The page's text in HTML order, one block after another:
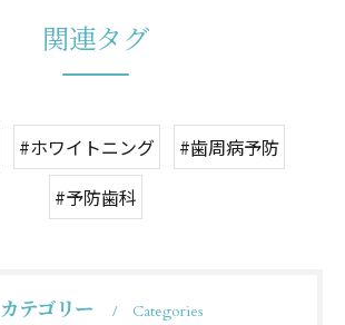
関連タグ
#ホワイトニング
#歯周病予防
#予防歯科
カテゴリー Categories